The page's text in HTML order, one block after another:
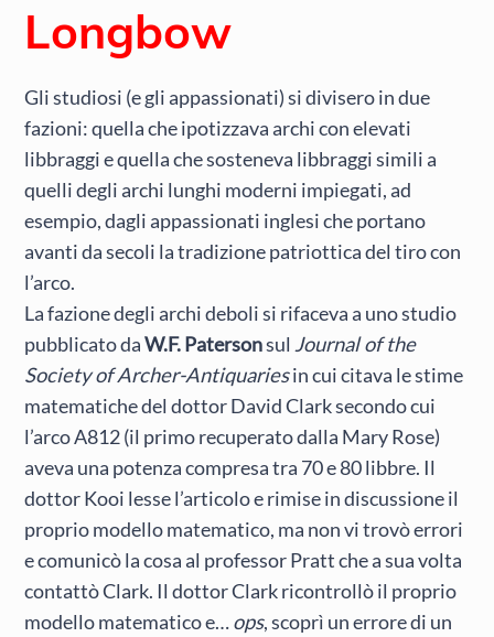
Longbow
Gli studiosi (e gli appassionati) si divisero in due
fazioni: quella che ipotizzava archi con elevati
libbraggi e quella che sosteneva libbraggi simili a
quelli degli archi lunghi moderni impiegati, ad
esempio, dagli appassionati inglesi che portano
avanti da secoli la tradizione patriottica del tiro con
l’arco.
La fazione degli archi deboli si rifaceva a uno studio
pubblicato daW.F. Patersonsul Journal of the
Society of Archer-Antiquariesin cui citava le stime
matematiche del dottor David Clark secondo cui
l’arco A812 (il primo recuperato dalla Mary Rose)
aveva una potenza compresa tra 70 e 80 libbre. Il
dottor Kooi lesse l’articolo e rimise in discussione il
proprio modello matematico, ma non vi trovò errori
e comunicò la cosa al professor Pratt che a sua volta
contattò Clark. Il dottor Clark ricontrollò il proprio
modello matematico e…ops, scoprì un errore di un